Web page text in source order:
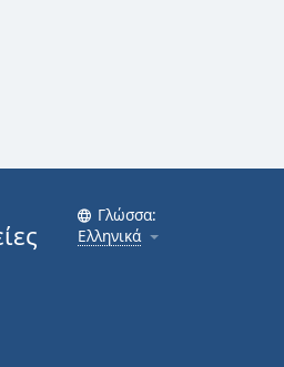
Γλώσσα:
Ελληνικά